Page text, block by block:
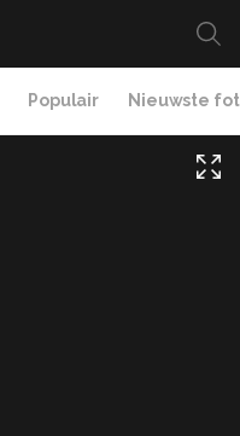
Populair Nieuwste